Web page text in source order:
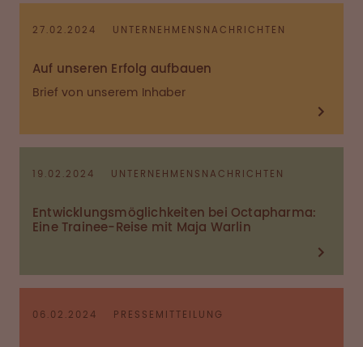
27.02.2024 UNTERNEHMENSNACHRICHTEN
Auf unseren Erfolg aufbauen
Brief von unserem Inhaber
19.02.2024 UNTERNEHMENSNACHRICHTEN
Entwicklungsmöglichkeiten bei Octapharma:
Eine Trainee-Reise mit Maja Warlin
06.02.2024 PRESSEMITTEILUNG